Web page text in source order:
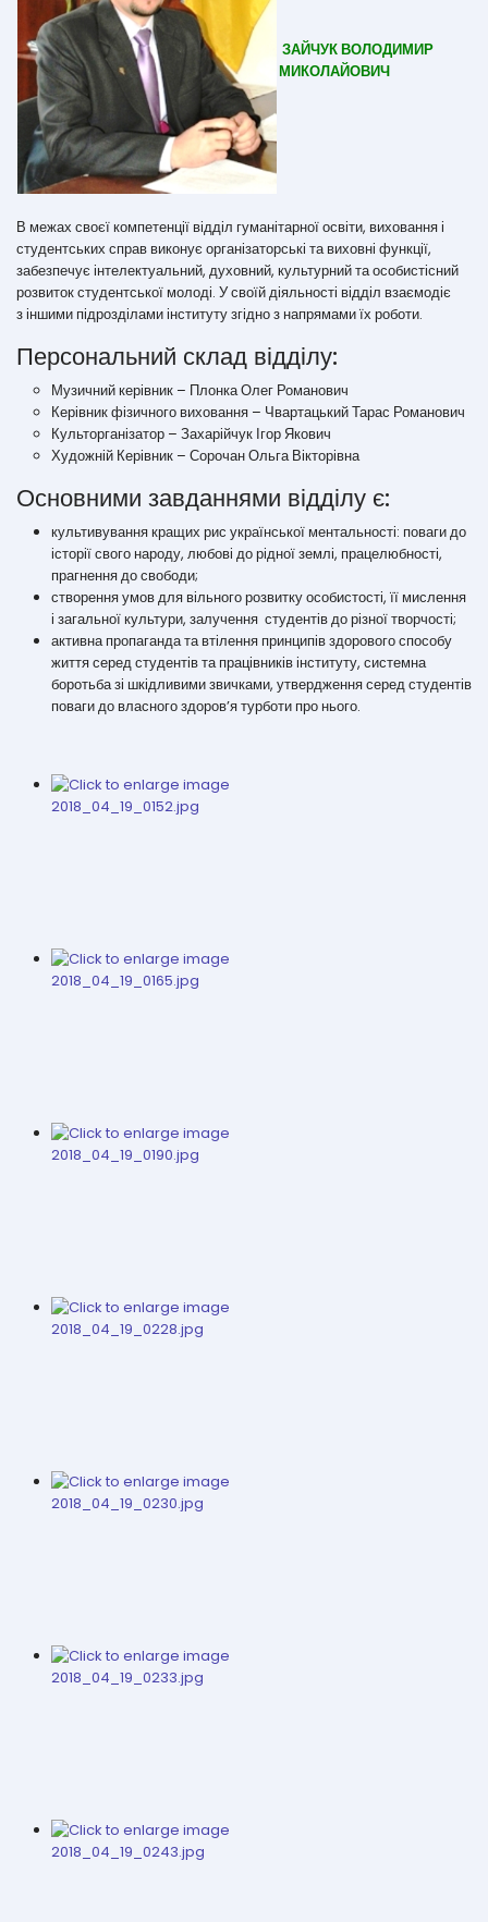
ЗАЙЧУК ВОЛОДИМИР
МИКОЛАЙОВИЧ
В межах своєї компетенції відділ гуманітарної освіти, виховання і
студентських справ виконує організаторські та виховні функції,
забезпечує інтелектуальний, духовний, культурний та особистісний
розвиток студентської молоді. У своїй діяльності відділ взаємодіє
з іншими підрозділами інституту згідно з напрямами їх роботи.
Персональний склад відділу:
Музичний керівник – Плонка Олег Романович
Керівник фізичного виховання – Чвартацький Тарас Романович
Культорганізатор – Захарійчук Ігор Якович
Художній Керівник – Сорочан Ольга Вікторівна
Основними завданнями відділу є:
культивування кращих рис української ментальності: поваги до
історії свого народу, любові до рідної землі, працелюбності,
прагнення до свободи;
створення умов для вільного розвитку особистості, її мислення
і загальної культури, залучення студентів до різної творчості;
активна пропаганда та втілення принципів здорового способу
життя серед студентів та працівників інституту, системна
боротьба зі шкідливими звичками, утвердження серед студентів
поваги до власного здоров’я турботи про нього.